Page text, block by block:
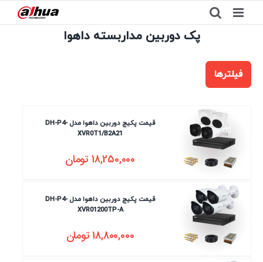
to
پک دوربین مداربسته داهوا
فیلترها
قیمت پکیج دوربین داهوا مدل DH-P4-
XVR0T1/B2A21
18,250,000تومان
قیمت پکیج دوربین داهوا مدل DH-P4-
XVR01200TP-A
18,800,000تومان